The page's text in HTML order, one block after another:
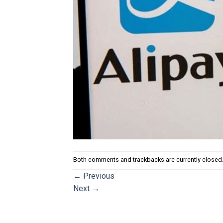
Both comments and trackbacks are currently closed.
← Previous
Next →